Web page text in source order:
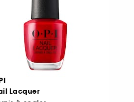
Lacquer